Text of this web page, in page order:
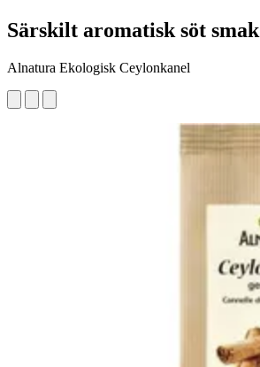
Särskilt aromatisk söt smak
Alnatura Ekologisk Ceylonkanel